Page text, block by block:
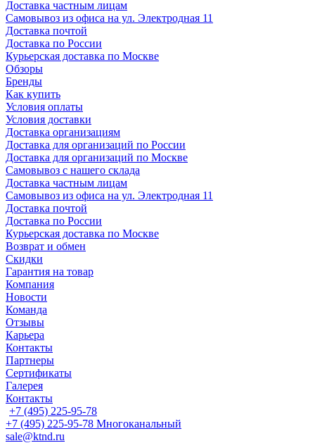
Доставка частным лицам
Самовывоз из офиса на ул. Электродная 11
Доставка почтой
Доставка по России
Курьерская доставка по Москве
Обзоры
Бренды
Как купить
Условия оплаты
Условия доставки
Доставка организациям
Доставка для организаций по России
Доставка для организаций по Москве
Самовывоз с нашего склада
Доставка частным лицам
Самовывоз из офиса на ул. Электродная 11
Доставка почтой
Доставка по России
Курьерская доставка по Москве
Возврат и обмен
Скидки
Гарантия на товар
Компания
Новости
Команда
Отзывы
Карьера
Контакты
Партнеры
Сертификаты
Галерея
Контакты
+7 (495) 225-95-78
+7 (495) 225-95-78 Многоканальный
sale@ktnd.ru